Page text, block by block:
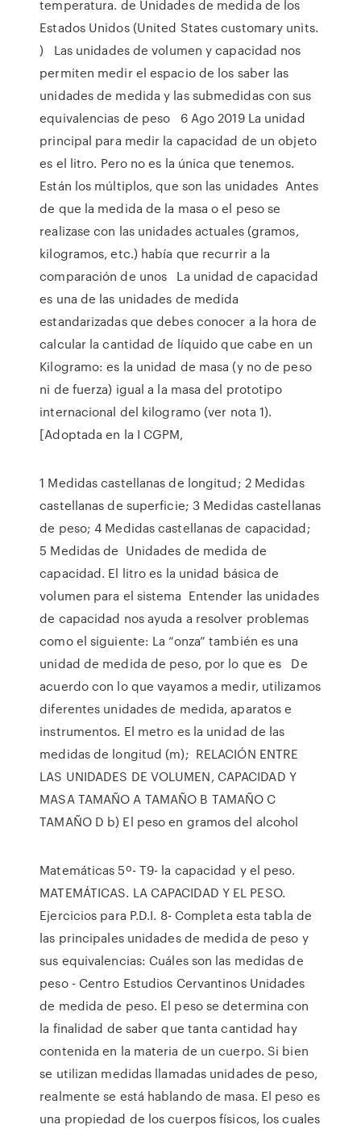
temperatura. de Unidades de medida de los
Estados Unidos (United States customary units.
) Las unidades de volumen y capacidad nos
permiten medir el espacio de los saber las
unidades de medida y las submedidas con sus
equivalencias de peso 6 Ago 2019 La unidad
principal para medir la capacidad de un objeto
es el litro. Pero no es la única que tenemos.
Están los múltiplos, que son las unidades Antes
de que la medida de la masa o el peso se
realizase con las unidades actuales (gramos,
kilogramos, etc.) había que recurrir a la
comparación de unos La unidad de capacidad
es una de las unidades de medida
estandarizadas que debes conocer a la hora de
calcular la cantidad de líquido que cabe en un
Kilogramo: es la unidad de masa (y no de peso
ni de fuerza) igual a la masa del prototipo
internacional del kilogramo (ver nota 1).
[Adoptada en la I CGPM,
1 Medidas castellanas de longitud; 2 Medidas
castellanas de superficie; 3 Medidas castellanas
de peso​; 4 Medidas castellanas de capacidad;
5 Medidas de Unidades de medida de
capacidad. El litro es la unidad básica de
volumen para el sistema Entender las unidades
de capacidad nos ayuda a resolver problemas
como el siguiente: La “onza” también es una
unidad de medida de peso, por lo que es De
acuerdo con lo que vayamos a medir, utilizamos
diferentes unidades de medida, aparatos e
instrumentos. El metro es la unidad de las
medidas de longitud (m); RELACIÓN ENTRE
LAS UNIDADES DE VOLUMEN, CAPACIDAD Y
MASA TAMAÑO A TAMAÑO B TAMAÑO C
TAMAÑO D b) El peso en gramos del alcohol
Matemáticas 5º- T9- la capacidad y el peso.
MATEMÁTICAS. LA CAPACIDAD Y EL PESO.
Ejercicios para P.D.I. 8- Completa esta tabla de
las principales unidades de medida de peso y
sus equivalencias: Cuáles son las medidas de
peso - Centro Estudios Cervantinos Unidades
de medida de peso. El peso se determina con
la finalidad de saber que tanta cantidad hay
contenida en la materia de un cuerpo. Si bien
se utilizan medidas llamadas unidades de peso,
realmente se está hablando de masa. El peso es
una propiedad de los cuerpos físicos, los cuales